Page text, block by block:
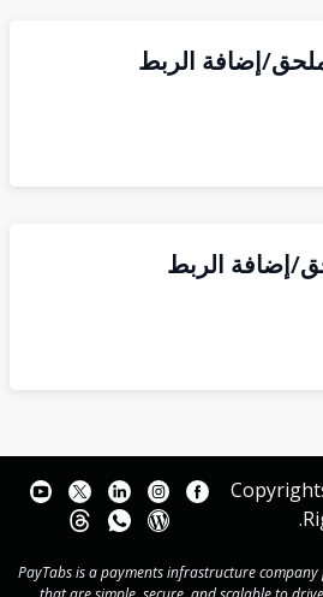
PayTabs is a payments infrastructure